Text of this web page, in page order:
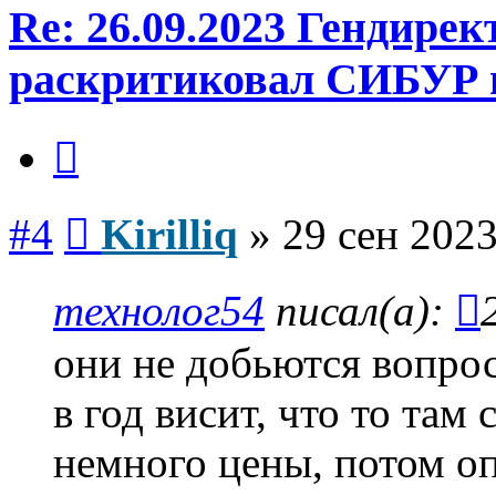
Re: 26.09.2023
раскритиковал СИБУР
#4 Kirilliq » 29 сен
технолог54 писал(а):
они не добьются
в год висит, что то там
немного цены, потом